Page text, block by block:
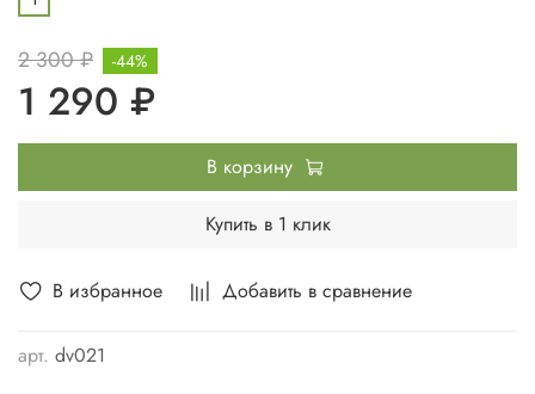
В избранное Добавить в сравнение
арт. dv021
2 300 ₽
1 290 ₽
-44%
В корзину
Купить в 1 клик